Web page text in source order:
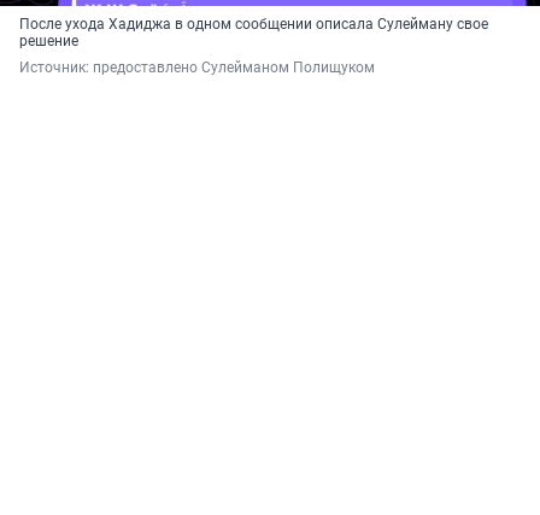
После ухода Хадиджа в одном сообщении описала Сулейману свое
решение
Источник: предоставлено Сулейманом Полищуком